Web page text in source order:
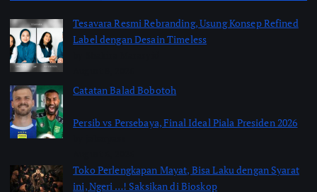
Tesavara Resmi Rebranding, Usung Konsep Refined
Label dengan Desain Timeless
Catatan Balad Bobotoh
Persib vs Persebaya, Final Ideal Piala Presiden 2026
Toko Perlengkapan Mayat, Bisa Laku dengan Syarat
ini, Ngeri …! Saksikan di Bioskop